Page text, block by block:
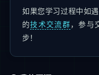
如果您学习过程中如
的技术交流群，参与
步！